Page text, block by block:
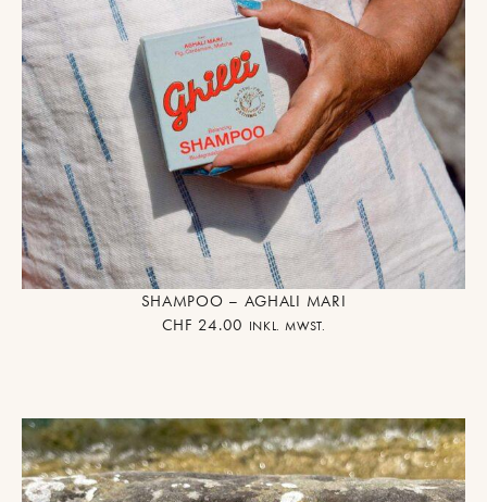
SHAMPOO – AGHALI MARI
CHF 24.00 INKL. MWST.